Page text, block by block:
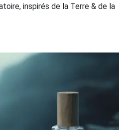
inspirés de la Terre & de la